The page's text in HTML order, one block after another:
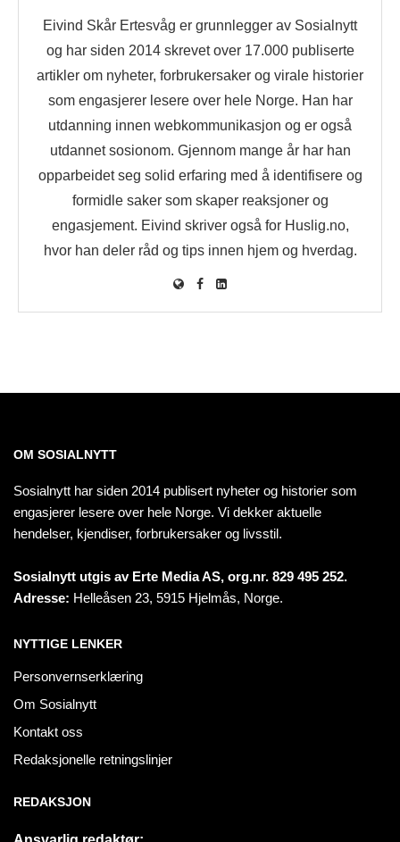
Eivind Skår Ertesvåg er grunnlegger av Sosialnytt
og har siden 2014 skrevet over 17.000 publiserte
artikler om nyheter, forbrukersaker og virale historier
som engasjerer lesere over hele Norge. Han har
utdanning innen webkommunikasjon og er også
utdannet sosionom. Gjennom mange år har han
opparbeidet seg solid erfaring med å identifisere og
formidle saker som skaper reaksjoner og
engasjement. Eivind skriver også for Huslig.no,
hvor han deler råd og tips innen hjem og hverdag.
OM SOSIALNYTT
Sosialnytt har siden 2014 publisert nyheter og historier som
engasjerer lesere over hele Norge. Vi dekker aktuelle
hendelser, kjendiser, forbrukersaker og livsstil.
Sosialnytt utgis av Erte Media AS, org.nr. 829 495 252.
Adresse: Helleåsen 23, 5915 Hjelmås, Norge.
NYTTIGE LENKER
Personvernserklæring
Om Sosialnytt
Kontakt oss
Redaksjonelle retningslinjer
REDAKSJON